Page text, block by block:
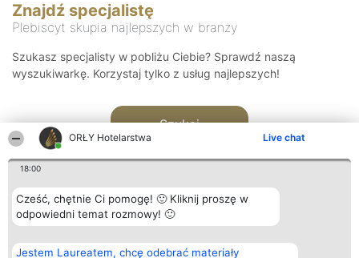
ORŁY Hotelarstwa Live chat
18:00
Cześć, chętnie Ci pomogę! 🙂 Kliknij proszę w
odpowiedni temat rozmowy! 🙂
Jestem Laureatem, chcę odebrać materiały
Znajdź specjalistę
Plebiscyt skupia najlepszych w branży
Szukasz specjalisty w pobliżu Ciebie? Sprawdź naszą
wyszukiwarkę. Korzystaj tylko z usług najlepszych!
Szukaj
Organizator plebiscytu
Bright Side Solutions sp. z o.
Plebiscyt
Laureaci
Kontakt
Kontakt